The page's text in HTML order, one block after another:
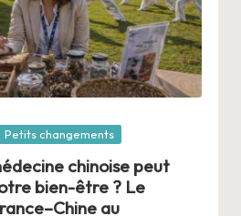
Petits changements
chinoise peut
bien-être ? Le
au